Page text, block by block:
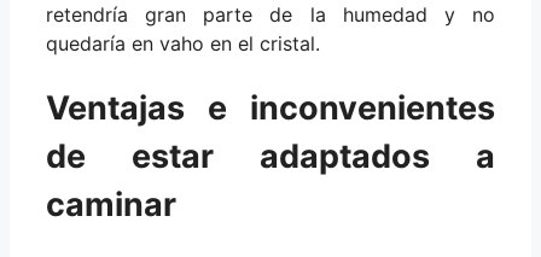
retendría gran parte de la humedad y no
quedaría en vaho en el cristal.
Ventajas e inconvenientes
de estar adaptados a
caminar